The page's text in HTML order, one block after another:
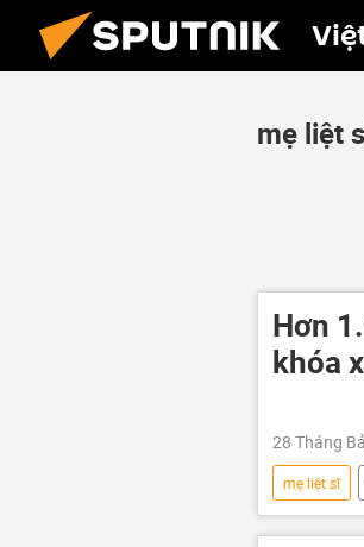
mẹ liệt
Hơn
khóa
28 Tháng
mẹ liệt sĩ
thương